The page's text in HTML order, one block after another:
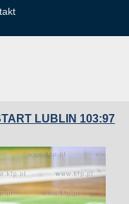
LUBLIN 103:97